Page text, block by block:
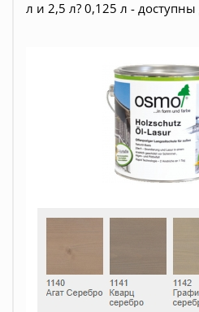
л и 2,5 л? 0,125 л -